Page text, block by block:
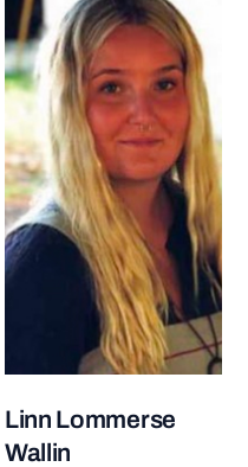
Linn Lommerse
Wallin